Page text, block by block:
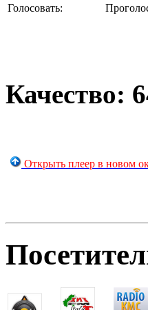
Голосовать:
Качество:
Открыть плеер в новом